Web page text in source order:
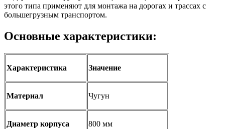
этого типа применяют для монтажа на дорогах и трассах с
большегрузным транспортом.
Основные характеристики:
Характеристика Значение
Материал Чугун
Диаметр корпуса 800 мм